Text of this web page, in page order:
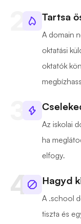
Tartsa
A domain
oktatási
oktatók
Az iskolai
ha
elfogy.
Hagyd
A .school
tiszta és